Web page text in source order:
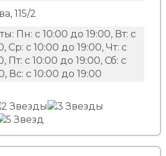
115/2
Пн: с 10:00 до 19:00, Вт: с
Ср: с 10:00 до 19:00, Чт: с
Пт: с 10:00 до 19:00, Сб: с
Вс: с 10:00 до 19:00